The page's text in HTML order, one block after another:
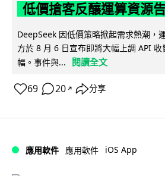
低價搶客反釀運算資源
DeepSeek 因低價策略掀起需求熱潮，
方於 8 月 6 日宣布即將大幅上調 API
幅。事件與...
閱讀全文
69 20 ↗ 分享
應用軟件 應用軟件 iOS App